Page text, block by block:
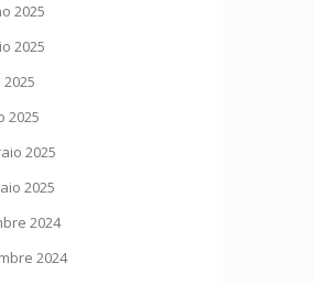
2025
2025
2025
2025
2025
2024
2024